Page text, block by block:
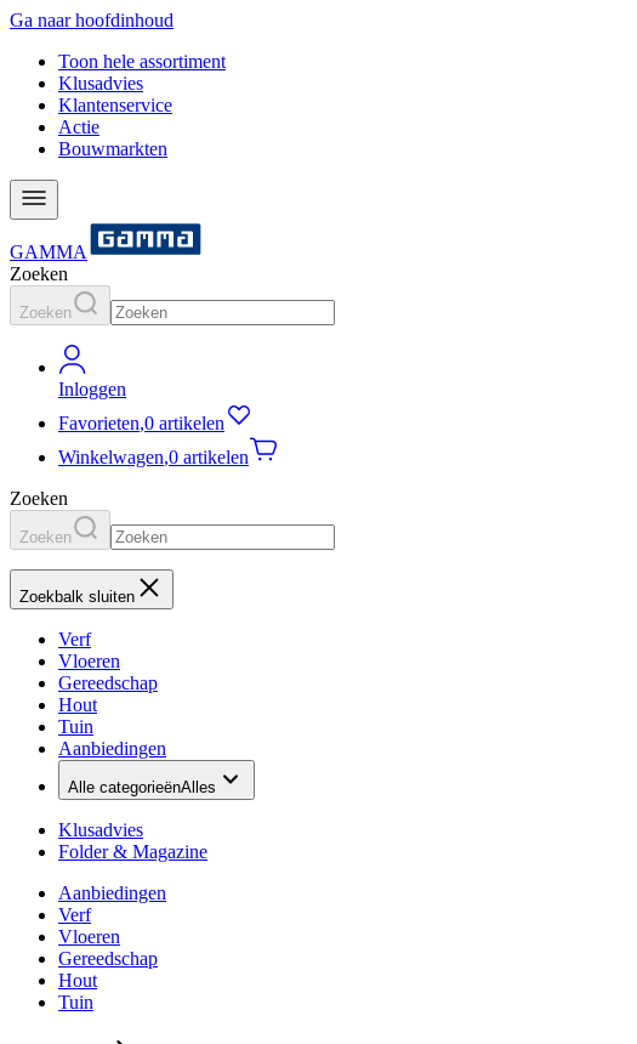
Ga naar hoofdinhoud
Toon hele assortiment
Klusadvies
Klantenservice
Actie
Bouwmarkten
GAMMA
Zoeken
Zoeken
Inloggen
Favorieten,0 artikelen
Winkelwagen,0 artikelen
Zoeken
Zoeken
Zoekbalk sluiten
Verf
Vloeren
Gereedschap
Hout
Tuin
Aanbiedingen
Alle categorieënAlles
Klusadvies
Folder & Magazine
Aanbiedingen
Verf
Vloeren
Gereedschap
Hout
Tuin